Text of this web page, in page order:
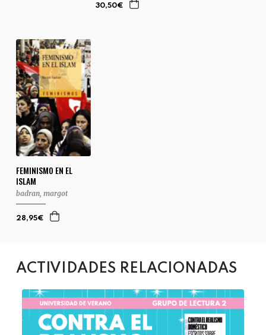
30,50€
FEMINISMO EN EL
ISLAM
badran, margot
28,95€
ACTIVIDADES RELACIONADAS